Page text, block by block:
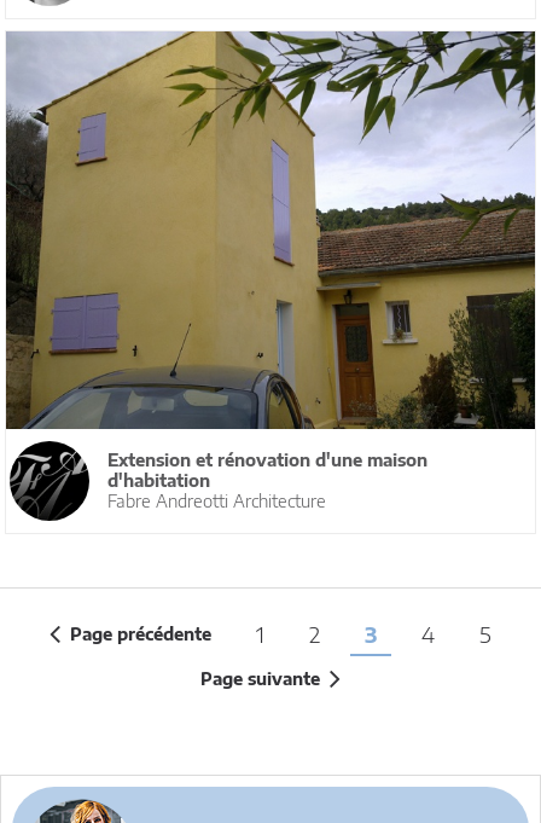
Extension et rénovation d'une maison
d'habitation
Fabre Andreotti Architecture
Page précédente 1 2 3 4 5
Page suivante